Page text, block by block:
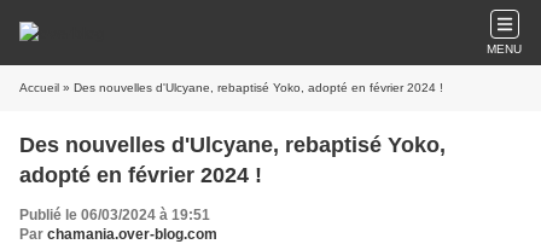
MENU
Accueil » Des nouvelles d'Ulcyane, rebaptisé Yoko, adopté en février 2024 !
Des nouvelles d'Ulcyane, rebaptisé Yoko,
adopté en février 2024 !
Publié le 06/03/2024 à 19:51
Par chamania.over-blog.com